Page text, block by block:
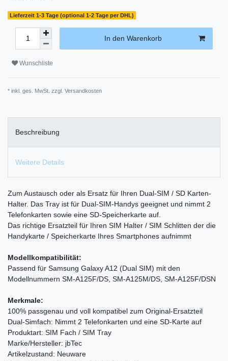
Lieferzeit 1-3 Tage (optional 1-2 Tage per DHL)
In den Warenkorb
Wunschliste
* inkl. ges. MwSt. zzgl. Versandkosten
Beschreibung
Weitere Details
Zum Austausch oder als Ersatz für Ihren Dual-SIM / SD Karten-
Halter. Das Tray ist für Dual-SIM-Handys geeignet und nimmt 2
Telefonkarten sowie eine SD-Speicherkarte auf.
Das richtige Ersatzteil für Ihren SIM Halter / SIM Schlitten der die
Handykarte / Speicherkarte Ihres Smartphones aufnimmt
Modellkompatibilität:
Passend für Samsung Galaxy A12 (Dual SIM) mit den
Modellnummern SM-A125F/DS, SM-A125M/DS, SM-A125F/DSN
Merkmale:
100% passgenau und voll kompatibel zum Original-Ersatzteil
Dual-Simfach: Nimmt 2 Telefonkarten und eine SD-Karte auf
Produktart: SIM Fach / SIM Tray
Marke/Hersteller: jbTec
Artikelzustand: Neuware